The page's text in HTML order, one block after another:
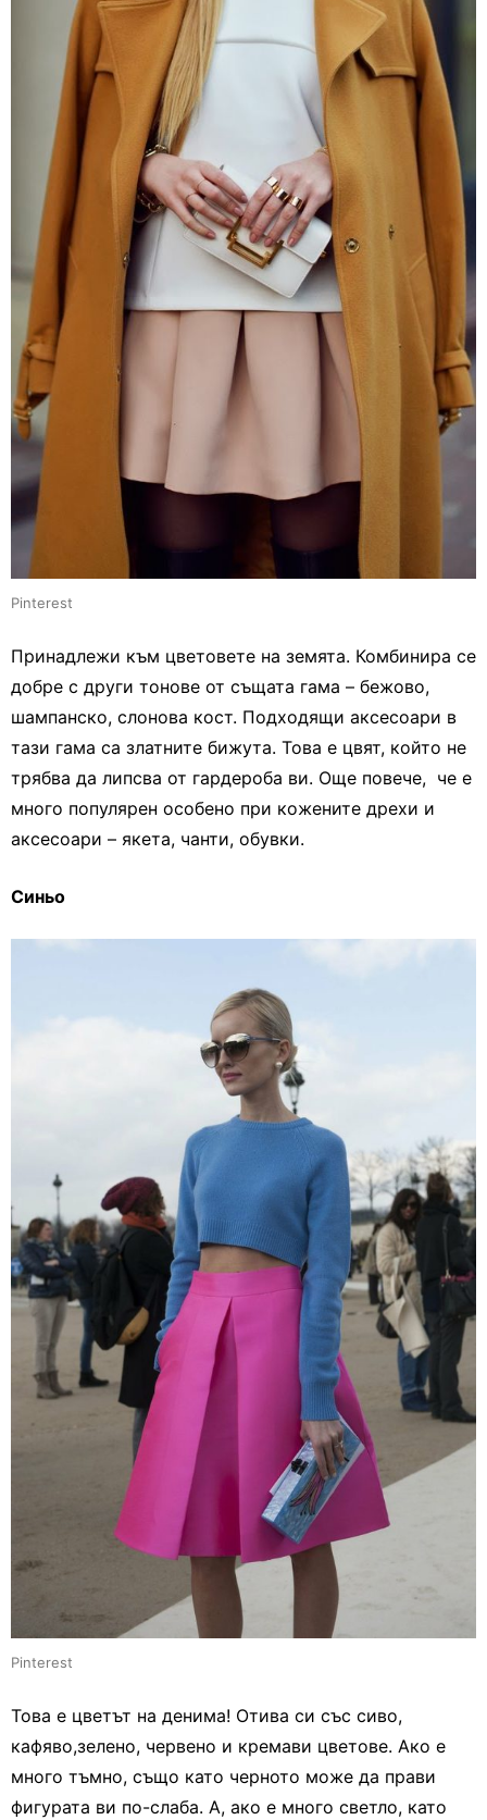
Pinterest
Принадлежи към цветовете на земята. Комбинира се
добре с други тонове от същата гама – бежово,
шампанско, слонова кост. Подходящи аксесоари в
тази гама са златните бижута. Това е цвят, който не
трябва да липсва от гардероба ви. Още повече, че е
много популярен особено при кожените дрехи и
аксесоари – якета, чанти, обувки.
Синьо
Pinterest
Това е цветът на денима! Отива си със сиво,
кафяво,зелено, червено и кремави цветове. Ако е
много тъмно, също като черното може да прави
фигурата ви по-слаба. А, ако е много светло, като